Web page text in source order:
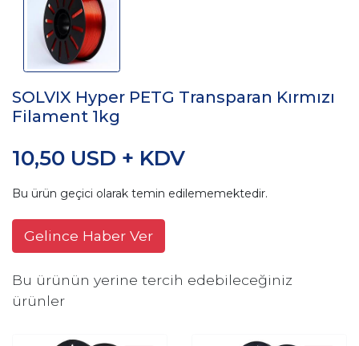
SOLVIX Hyper PETG Transparan Kırmızı
Filament 1kg
10,50 USD + KDV
Bu ürün geçici olarak temin edilememektedir.
Gelince Haber Ver
Bu ürünün yerine tercih edebileceğiniz
ürünler